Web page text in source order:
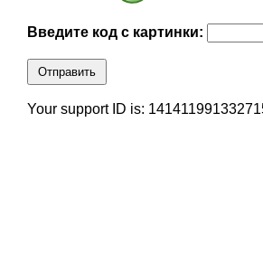
Введите код с картинки:
Отправить
Your support ID is: